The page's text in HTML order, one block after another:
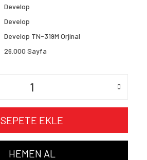
Develop
Develop
Develop TN-319M Orjinal
26.000 Sayfa
SEPETE EKLE
HEMEN AL